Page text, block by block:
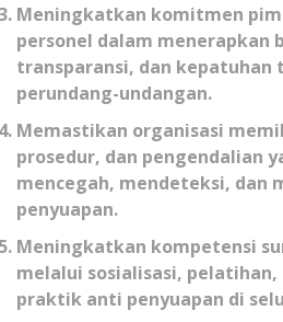
Meningkatkan komitmen
personel dalam menerapkan
transparansi, dan kepatuhan
perundang-undangan.
Memastikan organisasi
prosedur, dan pengendalian
mencegah, mendeteksi, dan
penyuapan.
Meningkatkan kompetensi
melalui sosialisasi,
praktik anti penyuapan di